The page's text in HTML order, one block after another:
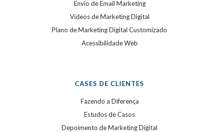
Envio de Email Marketing
Videos de Marketing Digital
Plano de Marketing Digital Customizado
Acessibilidade Web
CASES DE CLIENTES
Fazendo a Diferença
Estudos de Casos
Depoimento de Marketing Digital